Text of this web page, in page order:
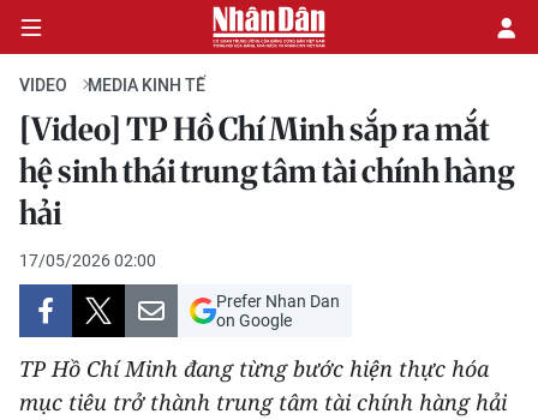
CHÍNH TRỊ
KINH TẾ
VĂN HÓA
XÃ HỘI
PHÁP LUẬT
VIDEO MEDIA KINH TẾ
[Video] TP Hồ Chí Minh sắp ra mắt
hệ sinh thái trung tâm tài chính hàng
hải
17/05/2026 02:00
Prefer Nhan Dan
on Google
TP Hồ Chí Minh đang từng bước hiện thực hóa
mục tiêu trở thành trung tâm tài chính hàng hải